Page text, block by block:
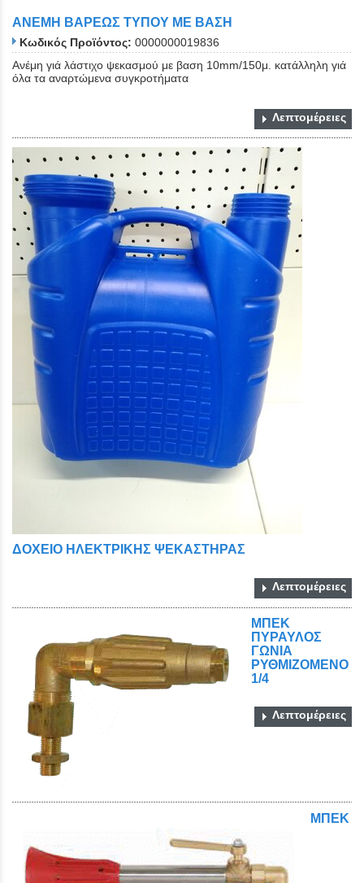
ΑΝΕΜΗ ΒΑΡΕΩΣ ΤΥΠΟΥ ΜΕ ΒΑΣΗ
Κωδικός Προϊόντος: 0000000019836
Ανέμη γιά λάστιχο ψεκασμού με βαση 10mm/150μ. κατάλληλη γιά
όλα τα αναρτώμενα συγκροτήματα
Λεπτομέρειες
ΔΟΧΕΙΟ ΗΛΕΚΤΡΙΚΗΣ ΨΕΚΑΣΤΗΡΑΣ
Λεπτομέρειες
ΜΠΕΚ
ΠΥΡΑΥΛΟΣ
ΓΩΝΙΑ
ΡΥΘΜΙΖΟΜΕΝΟ
1/4
Λεπτομέρειες
ΜΠΕΚ